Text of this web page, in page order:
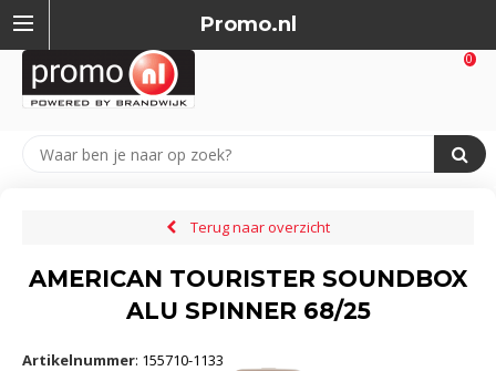
Promo.nl
0
Terug naar overzicht
AMERICAN TOURISTER SOUNDBOX
ALU SPINNER 68/25
Artikelnummer: 155710-1133